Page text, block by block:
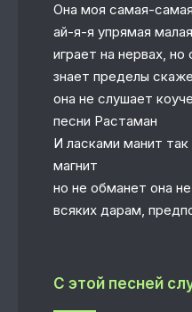
Она моя самая-
ай-я-я упрямая
играет на нервах, но
знает пределы
она не слушает
песни Растаман
И ласками манит так
магнит
но не обманет она
всяких дарам,
С этой песней